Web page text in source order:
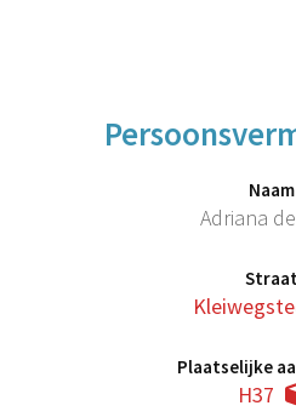
Naam
Adriana
Plaatselijke
H37